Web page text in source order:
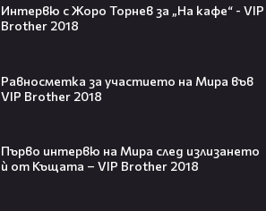
Интервю с Жоро Торнев за „На кафе“ - VIP
Brother 2018
Равносметка за участието на Мира във
VIP Brother 2018
Първо интервю на Мира след излизането
ѝ от Къщата – VIP Brother 2018
IShowSpeed?! Истината зад
сделката, която разтърси целия
получава PC версията която
чакахме🎮🤩